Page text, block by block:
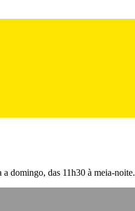
a domingo, das 11h30 à meia-noite.